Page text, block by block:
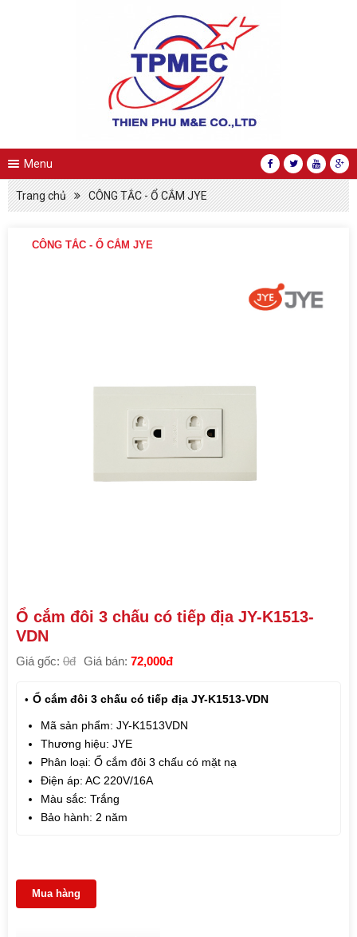
Menu
Trang chủ CÔNG TẮC - Ổ CẮM JYE
CÔNG TẮC - Ổ CẮM JYE
Ổ cắm đôi 3 chấu có tiếp địa JY-K1513-
VDN
Giá gốc: 0đ Giá bán: 72,000đ
Ổ cắm đôi 3 chấu có tiếp địa JY-K1513-VDN
Mã sản phẩm: JY-K1513VDN
Thương hiệu: JYE
Phân loại: Ổ cắm đôi 3 chấu có mặt nạ
Điện áp: AC 220V/16A
Màu sắc: Trắng
Bảo hành: 2 năm
Mua hàng